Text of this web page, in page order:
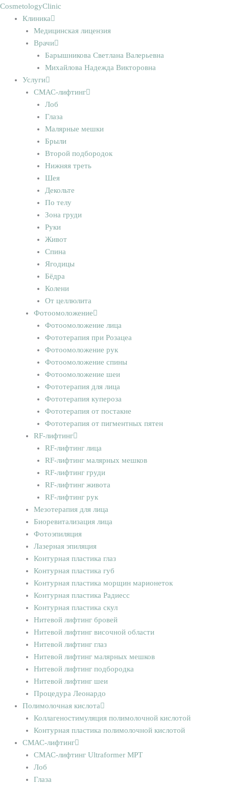
Перейти
содержимому
CosmetologyClinic
Клиника
Медицинская лицензия
Врачи
Барышникова Светлана Валерьевна
Михайлова Надежда Викторовна
Услуги
СМАС-лифтинг
Лоб
Глаза
Малярные мешки
Брыли
Второй подбородок
Нижняя треть
Шея
Декольте
По телу
Зона груди
Руки
Живот
Спина
Ягодицы
Бёдра
Колени
От целлюлита
Фотоомоложение
Фотоомоложение лица
Фототерапия при Розацеа
Фотоомоложение рук
Фотоомоложение спины
Фотоомоложение шеи
Фототерапия для лица
Фототерапия купероза
Фототерапия от постакне
Фототерапия от пигментных пятен
RF-лифтинг
RF-лифтинг лица
RF-лифтинг малярных мешков
RF-лифтинг груди
RF-лифтинг живота
RF-лифтинг рук
Мезотерапия для лица
Биоревитализация лица
Фотоэпиляция
Лазерная эпиляция
Контурная пластика глаз
Контурная пластика губ
Контурная пластика морщин марионеток
Контурная пластика Радиесс
Контурная пластика скул
Нитевой лифтинг бровей
Нитевой лифтинг височной области
Нитевой лифтинг глаз
Нитевой лифтинг малярных мешков
Нитевой лифтинг подбородка
Нитевой лифтинг шеи
Процедура Леонардо
Полимолочная кислота
Коллагеностимуляция полимолочной кислотой
Контурная пластика полимолочной кислотой
СМАС-лифтинг
СМАС-лифтинг Ultraformer MPT
Лоб
Глаза